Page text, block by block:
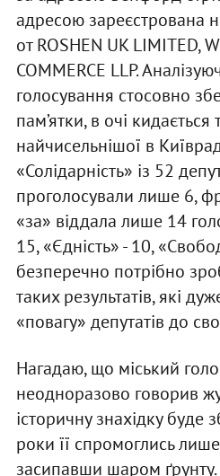
адресою зареєстрована
от ROSHEN UK LIMITED,
COMMERCE LLP.
голосування стосовно
пам’ятки, в очі
найчисельнішої в
«Солідарність» із 52
проголосували лише 6,
«за» віддала лише 14
15, «Єдність» - 10,
безперечно потрібно
таких результатів, які
«повагу» депутатів до
Нагадаю, що міський
неодноразово говорив
історичну знахідку буде
роки її спромоглись
засипавши шаром